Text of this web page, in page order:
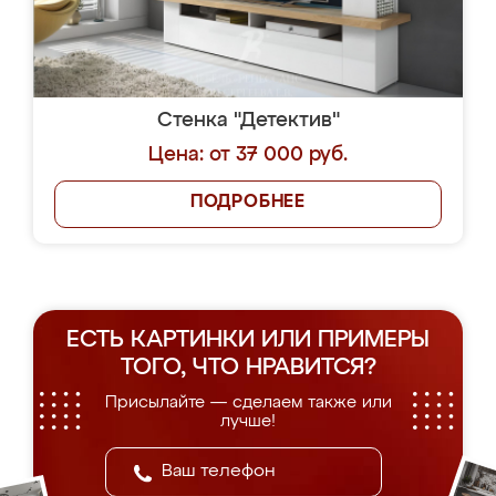
Стенка "Детектив"
Цена: от 37 000 руб.
ПОДРОБНЕЕ
ЕСТЬ КАРТИНКИ ИЛИ ПРИМЕРЫ
ТОГО, ЧТО НРАВИТСЯ?
Присылайте — сделаем также или
лучше!